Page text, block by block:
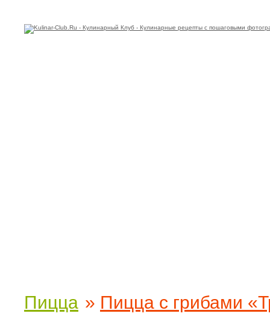
Пицца » Пицца с грибами